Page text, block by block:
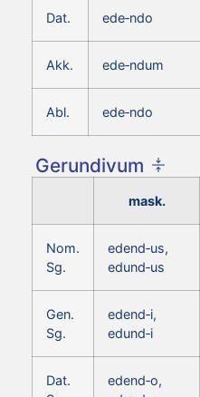
Dat. ede‑ndo
Akk. ede‑ndum
Abl. ede‑ndo
Gerundivum
mask.
Nom.
Sg.
edend‑us,
edund‑us
Gen.
Sg.
edend‑i,
edund‑i
Dat.
edend‑o,